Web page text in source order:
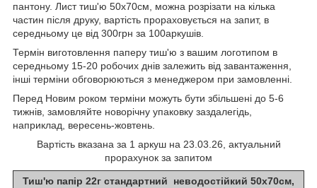
пантону. Лист тиш'ю 50х70см, можна розрізати на кілька
частин після друку, вартість прораховується на запит, в
середньому це від 300грн за 100аркушів.
Термін виготовлення паперу тиш'ю з вашим логотипом в
середньому 15-20 робочих днів залежить від завантаження,
інші терміни обговорюються з менеджером при замовленні.
Перед Новим роком терміни можуть бути збільшені до 5-6
тижнів, замовляйте новорічну упаковку заздалегідь,
наприклад, вересень-жовтень.
Вартість вказана за 1 аркуш на 23.03.26, актуальний
прорахунок за запитом
Тиш'ю папір 22г стандартний
неводостійкий 50х70см,